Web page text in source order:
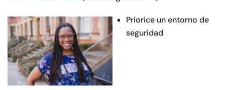
Priorice un entorno de
seguridad